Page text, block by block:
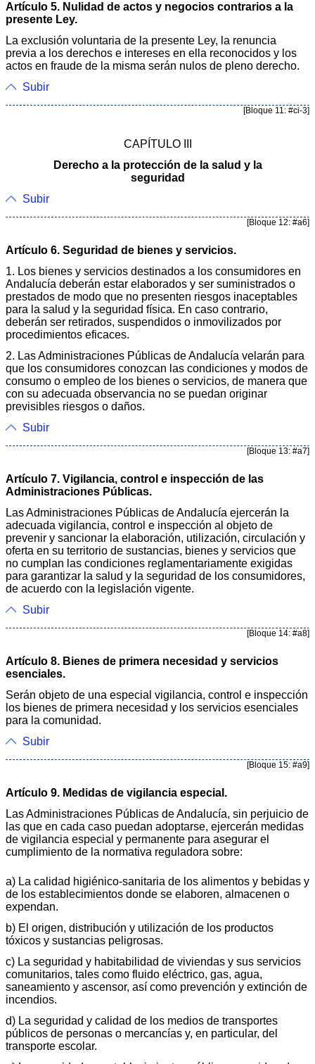
Artículo 5. Nulidad de actos y negocios contrarios a la
presente Ley.
La exclusión voluntaria de la presente Ley, la renuncia
previa a los derechos e intereses en ella reconocidos y los
actos en fraude de la misma serán nulos de pleno derecho.
Subir
[Bloque 11: #ci-3]
CAPÍTULO III
Derecho a la protección de la salud y la
seguridad
Subir
[Bloque 12: #a6]
Artículo 6. Seguridad de bienes y servicios.
1. Los bienes y servicios destinados a los consumidores en
Andalucía deberán estar elaborados y ser suministrados o
prestados de modo que no presenten riesgos inaceptables
para la salud y la seguridad física. En caso contrario,
deberán ser retirados, suspendidos o inmovilizados por
procedimientos eficaces.
2. Las Administraciones Públicas de Andalucía velarán para
que los consumidores conozcan las condiciones y modos de
consumo o empleo de los bienes o servicios, de manera que
con su adecuada observancia no se puedan originar
previsibles riesgos o daños.
Subir
[Bloque 13: #a7]
Artículo 7. Vigilancia, control e inspección de las
Administraciones Públicas.
Las Administraciones Públicas de Andalucía ejercerán la
adecuada vigilancia, control e inspección al objeto de
prevenir y sancionar la elaboración, utilización, circulación y
oferta en su territorio de sustancias, bienes y servicios que
no cumplan las condiciones reglamentariamente exigidas
para garantizar la salud y la seguridad de los consumidores,
de acuerdo con la legislación vigente.
Subir
[Bloque 14: #a8]
Artículo 8. Bienes de primera necesidad y servicios
esenciales.
Serán objeto de una especial vigilancia, control e inspección
los bienes de primera necesidad y los servicios esenciales
para la comunidad.
Subir
[Bloque 15: #a9]
Artículo 9. Medidas de vigilancia especial.
Las Administraciones Públicas de Andalucía, sin perjuicio de
las que en cada caso puedan adoptarse, ejercerán medidas
de vigilancia especial y permanente para asegurar el
cumplimiento de la normativa reguladora sobre:
a) La calidad higiénico-sanitaria de los alimentos y bebidas y
de los establecimientos donde se elaboren, almacenen o
expendan.
b) El origen, distribución y utilización de los productos
tóxicos y sustancias peligrosas.
c) La seguridad y habitabilidad de viviendas y sus servicios
comunitarios, tales como fluido eléctrico, gas, agua,
saneamiento y ascensor, así como prevención y extinción de
incendios.
d) La seguridad y calidad de los medios de transportes
públicos de personas o mercancías y, en particular, del
transporte escolar.